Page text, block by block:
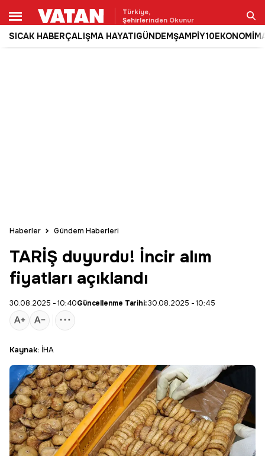
Türkiye,
Şehirlerinden Okunur
SICAK HABERÇALIŞMA HAYATIGÜNDEMŞAMPİY10EKONOMİ
Ara
Haberler Gündem Haberleri
TARİŞ duyurdu! İncir alım
fiyatları açıklandı
30.08.2025 - 10:40Güncellenme Tarihi:30.08.2025 - 10:45
Kaynak: İHA